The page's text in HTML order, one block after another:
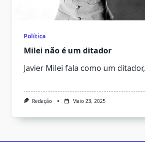
Política
Milei não é um ditador
Javier Milei fala como um ditador,
Redação Maio 23, 2025